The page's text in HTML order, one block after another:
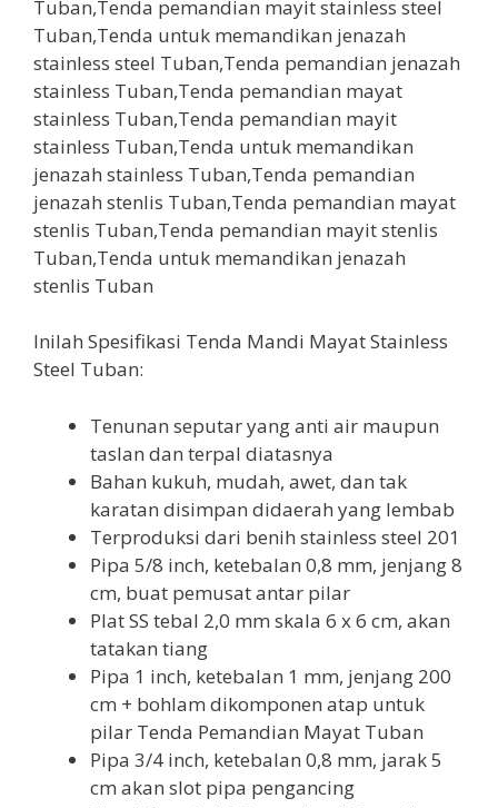
Inilah Spesifikasi Tenda Mandi Mayat Stainless
Steel Tuban:
Tenunan seputar yang anti air maupun
taslan dan terpal diatasnya
Bahan kukuh, mudah, awet, dan tak
karatan disimpan didaerah yang lembab
Terproduksi dari benih stainless steel 201
Pipa 5/8 inch, ketebalan 0,8 mm, jenjang 8
cm, buat pemusat antar pilar
Plat SS tebal 2,0 mm skala 6 x 6 cm, akan
tatakan tiang
Pipa 1 inch, ketebalan 1 mm, jenjang 200
cm + bohlam dikomponen atap untuk
pilar Tenda Pemandian Mayat Tuban
Pipa 3/4 inch, ketebalan 0,8 mm, jarak 5
cm akan slot pipa pengancing